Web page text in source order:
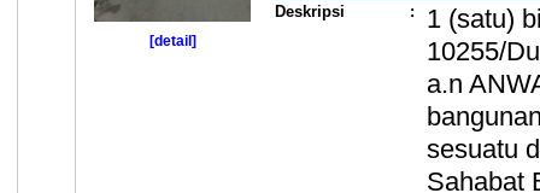
[detail]
Deskripsi :
1 (satu)
10255/
a.n
sesuatu
Sahabat